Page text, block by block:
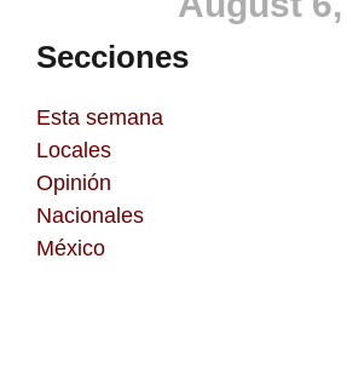
Secciones
Esta semana
Locales
Opinión
Nacionales
México